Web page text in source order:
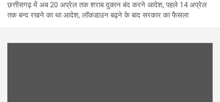
छत्तीसगढ़ में अब 20 अप्रेल तक शराब दुकान बंद करने आदेश, पहले 14 अप्रेल
तक बन्द रखने का था आदेश, लॉकडाउन बढ़ने के बाद सरकार का फैसला